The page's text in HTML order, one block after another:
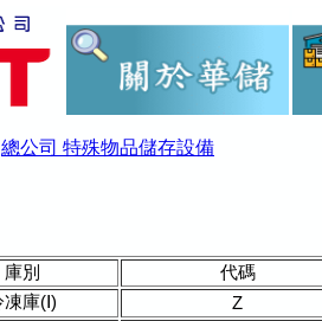
總公司 特殊物品儲存設備
庫別 代碼
凍庫(Ⅰ) Z